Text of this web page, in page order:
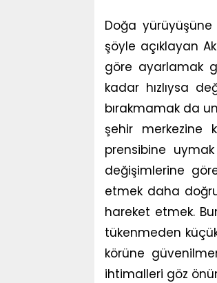
Doğa yürüyüşüne
şöyle açıklayan
göre ayarlamak
kadar hızlıysa
bırakmamak da
şehir merkezine
prensibine
değişimlerine
etmek daha
hareket etmek.
tükenmeden
körüne
ihtimalleri göz